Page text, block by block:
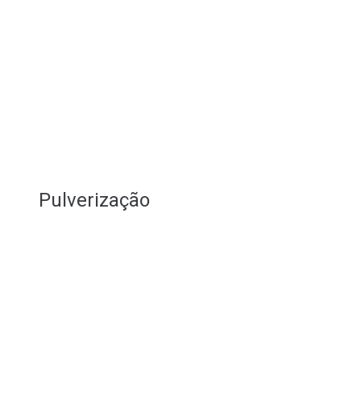
Pulverização